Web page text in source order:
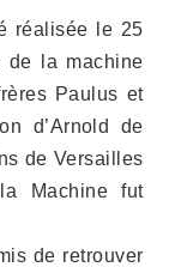
réalisée le 25
la machine
Paulus et
d’Arnold de
de Versailles
Machine fut
de retrouver